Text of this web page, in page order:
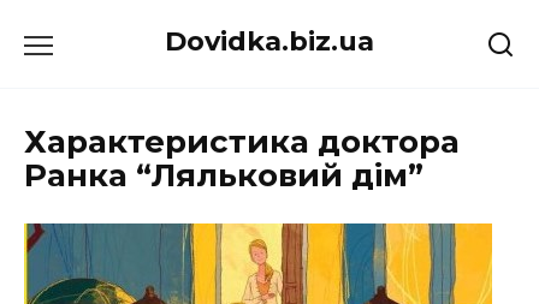
до
Dovidka.biz.ua
Характеристика доктора
Ранка “Ляльковий дім”